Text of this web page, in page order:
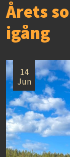
Årets
igång
14
Jun